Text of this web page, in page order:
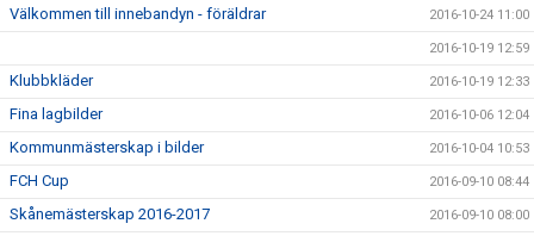
Välkommen till innebandyn - föräldrar 2016-10-24 11:00
2016-10-19 12:59
Klubbkläder 2016-10-19 12:33
Fina lagbilder 2016-10-06 12:04
Kommunmästerskap i bilder 2016-10-04 10:53
FCH Cup 2016-09-10 08:44
Skånemästerskap 2016-2017 2016-09-10 08:00